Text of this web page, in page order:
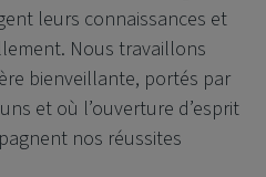
leurs connaissances et
Nous travaillons
bienveillante, portés par
et où l’ouverture d’esprit
nos réussites